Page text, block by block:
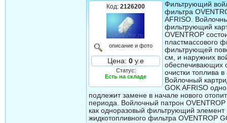
Код:2126200
описание и фото
Цена: 0 у.е
Статус:
Есть на складе
Фильтрующий
фильтра
AFRISO.
фильтрующий
OVENTROP
пластмассового
фильтрующей
см, и наружних
обеспечивающих
очистки топлива
Войлочный
GOK AFRISO
подлежит замене в начале нового
периода. Войлочный патрон
как одноразовый фильтрующий элемент
жидкотопливного фильтра OVENTROP